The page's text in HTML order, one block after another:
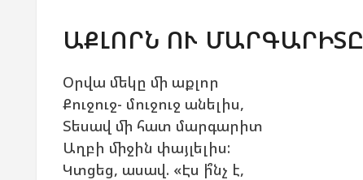
ԱՔԼՈՐՆ ՈՒ ՄԱՐԳԱՐԻՏԸ
Օրվա մեկը մի աքլոր
Քուջուջ- մուջուջ անելիս,
Տեսավ մի հատ մարգարիտ
Աղբի միջին փայլելիս:
Կտցեց, ասավ. «Էս ի՞նչ է,